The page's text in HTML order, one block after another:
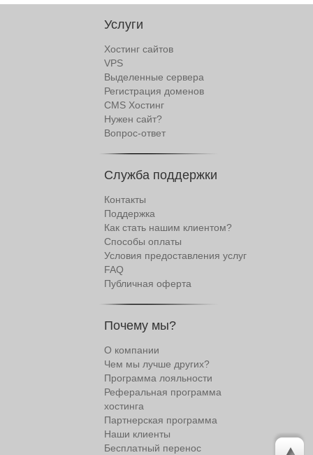
Услуги
Хостинг сайтов
VPS
Выделенные сервера
Регистрация доменов
CMS Хостинг
Нужен сайт?
Вопрос-ответ
Служба поддержки
Контакты
Поддержка
Как стать нашим клиентом?
Способы оплаты
Условия предоставления услуг
FAQ
Публичная оферта
Почему мы?
О компании
Чем мы лучше других?
Программа лояльности
Реферальная программа
хостинга
Партнерская программа
Наши клиенты
Бесплатный перенос